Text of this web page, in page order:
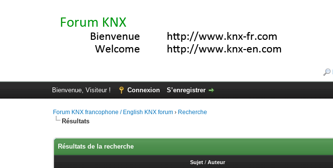
Bienvenue, Visiteur ! Connexion S’enregistrer
Forum KNX francophone / English KNX forum › Recherche
Résultats
Résultats de la recherche
Sujet / Auteur